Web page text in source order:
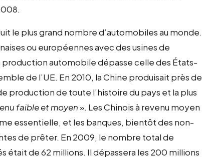
le plus grand nombre d’automobiles au monde.
ou européennes avec des usines de
automobile dépasse celle des États-
de l’UE. En 2010, la Chine produisait près de
production de toute l’histoire du pays et la plus
faible et moyen». Les Chinois à revenu moyen
essentielle, et les banques, bientôt des non-
de prêter. En 2009, le nombre total de
de 62 millions. Il dépassera les 200 millions